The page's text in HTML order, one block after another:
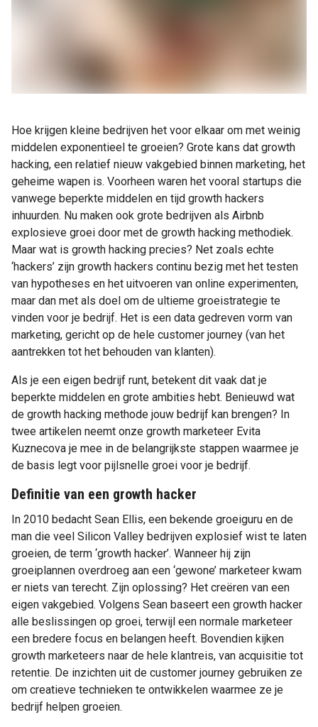
Hoe krijgen kleine bedrijven het voor elkaar om met weinig
middelen exponentieel te groeien? Grote kans dat growth
hacking, een relatief nieuw vakgebied binnen marketing, het
geheime wapen is. Voorheen waren het vooral startups die
vanwege beperkte middelen en tijd growth hackers
inhuurden. Nu maken ook grote bedrijven als Airbnb
explosieve groei door met de growth hacking methodiek.
Maar wat is growth hacking precies? Net zoals echte
‘hackers’ zijn growth hackers continu bezig met het testen
van hypotheses en het uitvoeren van online experimenten,
maar dan met als doel om de ultieme groeistrategie te
vinden voor je bedrijf. Het is een data gedreven vorm van
marketing, gericht op de hele customer journey (van het
aantrekken tot het behouden van klanten).
Als je een eigen bedrijf runt, betekent dit vaak dat je
beperkte middelen en grote ambities hebt. Benieuwd wat
de growth hacking methode jouw bedrijf kan brengen? In
twee artikelen neemt onze growth marketeer Evita
Kuznecova je mee in de belangrijkste stappen waarmee je
de basis legt voor pijlsnelle groei voor je bedrijf.
Definitie van een growth hacker
In 2010 bedacht Sean Ellis, een bekende groeiguru en de
man die veel Silicon Valley bedrijven explosief wist te laten
groeien, de term ‘growth hacker’. Wanneer hij zijn
groeiplannen overdroeg aan een ‘gewone’ marketeer kwam
er niets van terecht. Zijn oplossing? Het creëren van een
eigen vakgebied. Volgens Sean baseert een growth hacker
alle beslissingen op groei, terwijl een normale marketeer
een bredere focus en belangen heeft. Bovendien kijken
growth marketeers naar de hele klantreis, van acquisitie tot
retentie. De inzichten uit de customer journey gebruiken ze
om creatieve technieken te ontwikkelen waarmee ze je
bedrijf helpen groeien.